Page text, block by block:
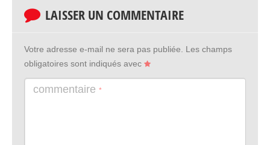
LAISSER UN COMMENTAIRE
Votre adresse e-mail ne sera pas publiée.
Les champs
obligatoires sont indiqués avec
commentaire *